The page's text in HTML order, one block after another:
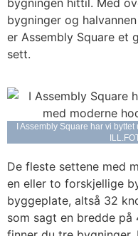
bygningen hittil. Med
bygninger og
er Assembly Square et
sett.
De fleste settene med
en eller to forskjellige
byggeplate, altså 32
som sagt en bredde
I Assembly Square har vi